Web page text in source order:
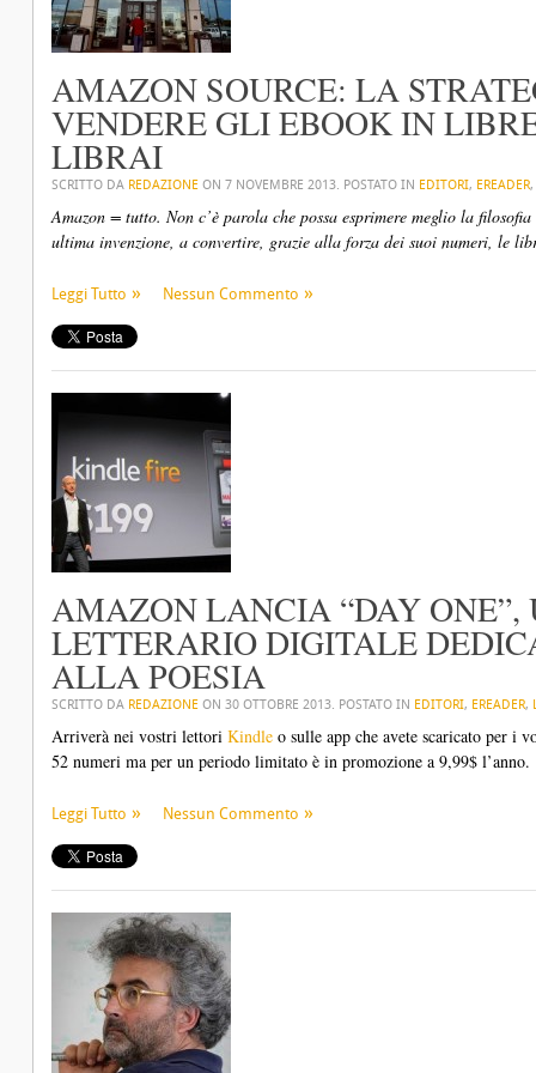
AMAZON SOURCE: LA
VENDERE GLI EBOOK IN
LIBRAI
SCRITTO DA REDAZIONE ON 7 NOVEMBRE 2013. POSTATO IN EDITORI, EREADER,
Amazon = tutto. Non c’è parola che possa esprimere meglio la
ultima invenzione, a convertire, grazie alla forza dei suoi numeri, le
Leggi Tutto Nessun Commento
AMAZON LANCIA “DAY
LETTERARIO DIGITALE
ALLA POESIA
SCRITTO DA REDAZIONE ON 30 OTTOBRE 2013. POSTATO IN EDITORI, EREADER,
Arriverà nei vostri lettori Kindle o sulle app che avete scaricato per i
52 numeri ma per un periodo limitato è in promozione a 9,99$ l’anno.
Leggi Tutto Nessun Commento